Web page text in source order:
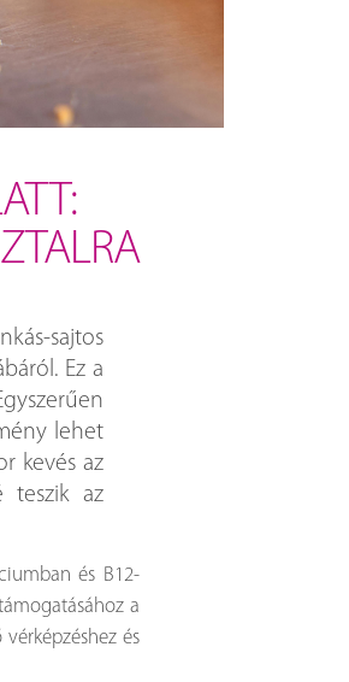
sajtos
Ez a
lehet
kevés az
teszik az
és B12-
a
és